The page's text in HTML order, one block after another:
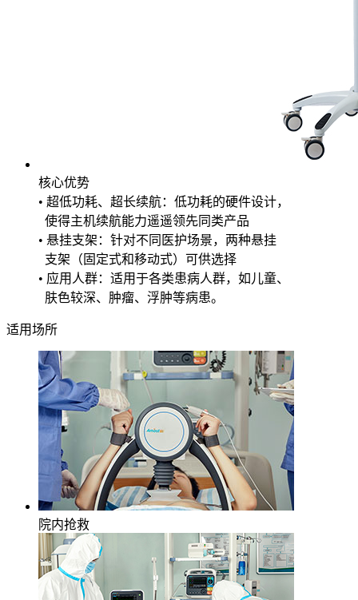
核心优势
• 超低功耗、超长续航：低功耗的硬件设计，
使得主机续航能力遥遥领先同类产品
• 悬挂支架：针对不同医护场景，两种悬挂
支架（固定式和移动式）可供选择
• 应用人群：适用于各类患病人群，如儿童、
肤色较深、肿瘤、浮肿等病患。
适用场所
院内抢救